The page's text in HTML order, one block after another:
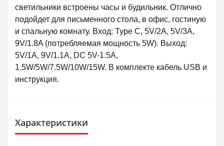
светильники встроены часы и будильник. Отлично
подойдет для письменного стола, в офис, гостиную
и спальную комнату. Вход: Type C, 5V/2A, 5V/3A,
9V/1.8A (потребляемая мощность 5W). Выход:
5V/1A, 9V/1.1A, DC 5V-1.5A,
1.5W/5W/7.5W/10W/15W. В комплекте кабель USB и
инструкция.
Характеристики